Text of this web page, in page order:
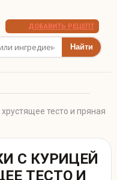
ДОБАВИТЬ РЕЦЕПТ
тесто и пряная
С КУРИЦЕЙ
ТЕСТО И